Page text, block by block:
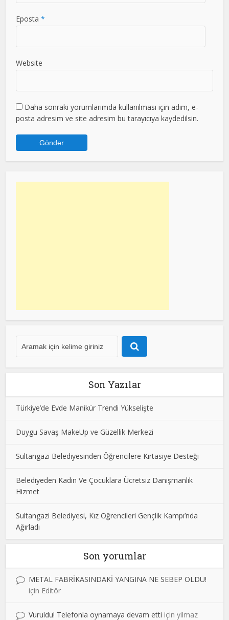
Eposta *
Website
Daha sonraki yorumlarımda kullanılması için adım, e-
posta adresim ve site adresim bu tarayıcıya kaydedilsin.
Son Yazılar
Türkiye’de Evde Manikür Trendi Yükselişte
Duygu Savaş MakeUp ve Güzellik Merkezi
Sultangazi Belediyesinden Öğrencilere Kırtasiye Desteği
Belediyeden Kadın Ve Çocuklara Ücretsiz Danışmanlık
Hizmet
Sultangazi Belediyesi, Kız Öğrencileri Gençlik Kampı’nda
Ağırladı
Son yorumlar
METAL FABRİKASINDAKİ YANGINA NE SEBEP OLDU!
için Editör
Vuruldu! Telefonla oynamaya devam etti içinyilmaz